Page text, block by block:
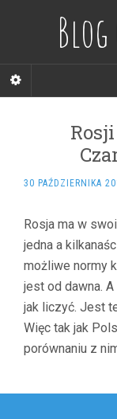
30 PAŹDZIERNIKA
Rosja ma w
jedna a
możliwe normy
jest od dawna.
jak liczyć. Jest
Więc tak jak
porównaniu z